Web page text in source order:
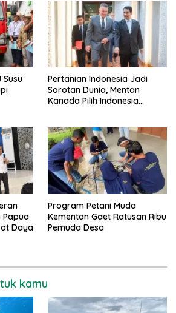
Susu
Pertanian Indonesia Jadi
Sorotan Dunia, Mentan
Kanada Pilih Indonesia
Papua
Daya
Program Petani Muda
Kementan Gaet Ratusan Ribu
Pemuda Desa
kamu